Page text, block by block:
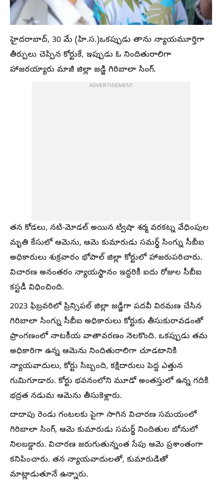
హైదరాబాద్, 30 మే (హి.స.)ఒకప్పుడు తాను న్యాయమూర్తిగా
తీర్పులు చెప్పిన కోర్టుకే, ఇప్పుడు ఓ నిందితురాలిగా
హాజరయ్యారు మాజీ జిల్లా జడ్జి గిరిబాలా సింగ్.
ADVERTISEMENT
తన కోడలు, నటి-మోడల్ అయిన ట్విషా శర్మ వరకట్న వేధింపుల
మృతి కేసులో ఆమెను, ఆమె కుమారుడు సమర్థ్ సింగ్ను సీబీఐ
అధికారులు శుక్రవారం భోపాల్ జిల్లా కోర్టులో హాజరుపరిచారు.
విచారణ అనంతరం న్యాయస్థానం ఇద్దరికీ ఐదు రోజుల సీబీఐ
కస్టడీ విధించింది.
2023 ఫిబ్రవరిలో ప్రిన్సిపల్ జిల్లా జడ్జిగా పదవీ విరమణ చేసిన
గిరిబాలా సింగ్ను సీబీఐ అధికారులు కోర్టుకు తీసుకురావడంతో
ప్రాంగణంలో నాటకీయ వాతావరణం నెలకొంది. ఒకప్పుడు తమ
అధికారిగా ఉన్న ఆమెను నిందితురాలిగా చూడటానికి
న్యాయవాదులు, కోర్టు సిబ్బంది, కక్షిదారులు పెద్ద ఎత్తున
గుమిగూడారు. కోర్టు భవనంలోని మూడో అంతస్తులో ఉన్న గదికి
భద్రత నడుమ ఆమెను తీసుకెళ్లారు.
దాదాపు రెండు గంటలకు పైగా సాగిన విచారణ సమయంలో
గిరిబాలా సింగ్, ఆమె కుమారుడు సమర్థ్ నిందితుల బోనులో
నిలబడ్డారు. విచారణ జరుగుతున్నంత సేపు ఆమె ప్రశాంతంగా
కనిపించారు. తన న్యాయవాదులతో, కుమారుడితో
మాట్లాడుతూనే ఉన్నారు.